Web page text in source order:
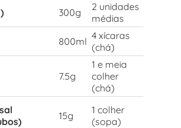
300g
2 unidades
médias
800ml 4 xícaras
(chá)
7.5g
1 e meia
colher
(chá)
15g
1 colher
(sopa)